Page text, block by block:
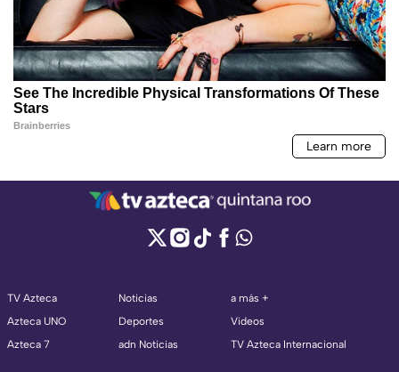
TV Azteca
Azteca UNO
Azteca 7
Noticias
Deportes
adn Noticias
a más +
Videos
TV Azteca Internacional